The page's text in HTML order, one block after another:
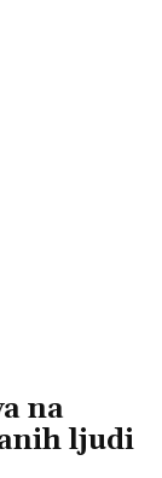
na
ljudi